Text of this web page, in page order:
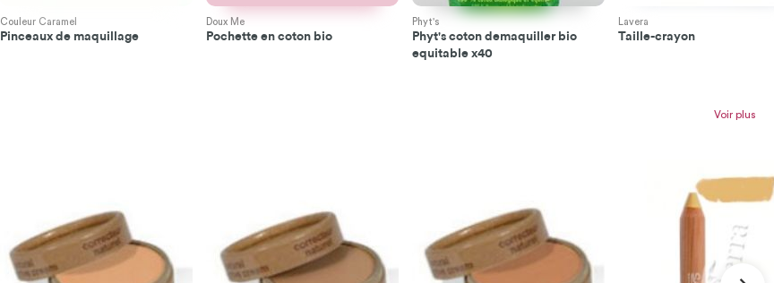
Couleur Caramel
Pinceaux de maquillage
Doux Me
Pochette en coton bio
Phyt's
Phyt's coton demaquiller bio
equitable x40
Lavera
Taille-crayon
Voir plus